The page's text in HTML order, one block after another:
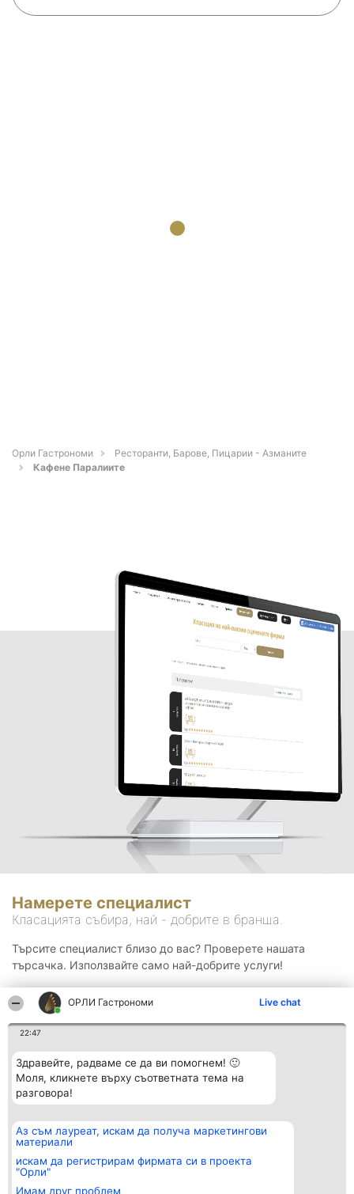
ОРЛИ Гастрономи Live chat
22:47
Здравейте, радваме се да ви помогнем! 🙂
Моля, кликнете върху съответната тема на
разговора!
Аз съм лауреат, искам да получа маркетингови
материали
искам да регистрирам фирмата си в проекта
"Орли"
Имам друг проблем
Орли Гастрономи
Ресторанти, Барове, Пицарии - Азманите
Кафене Паралиите
Намерете специалист
Класацията събира, най - добрите в бранша.
Търсите специалист близо до вас? Проверете нашата
търсачка. Използвайте само най-добрите услуги!
Организатор на
класиране
BulevardulAleea Timișul De
Sus Nr. 2, Bl. A30, Sc. A, Et.
4, Ap. 13
Класация
всички
Контакти